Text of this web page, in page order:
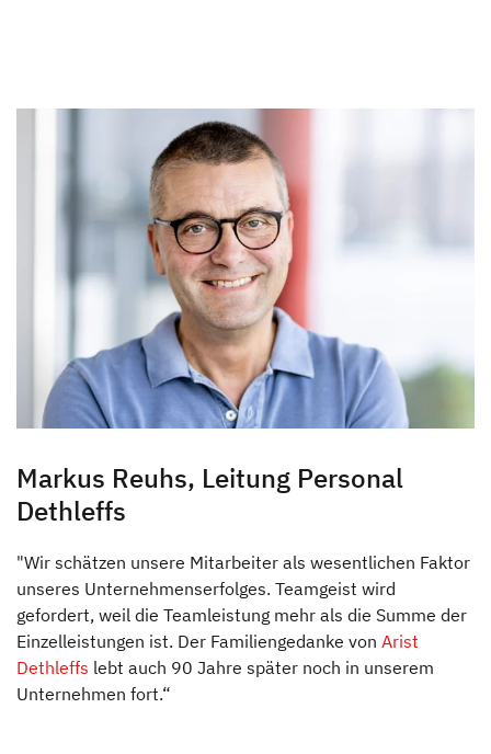
Hinter den Kulissen
Auszeichnungen
News & Presse
Dethleffs Family Stiftung
Verantwortung
Reiseziel Zukunft
Erwin Hymer Museum
Händlersuche
Fahrzeugbörse
Blog
Markus Reuhs, Leitung Personal
Dethleffs
"Wir schätzen unsere Mitarbeiter als wesentlichen Faktor
unseres Unternehmenserfolges. Teamgeist wird
gefordert, weil die Teamleistung mehr als die Summe der
Einzelleistungen ist. Der Familiengedanke von Arist
Dethleffs lebt auch 90 Jahre später noch in unserem
Unternehmen fort.“